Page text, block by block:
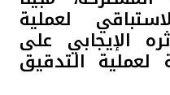
لعملية
الإيجابي على
لعملية التدقيق